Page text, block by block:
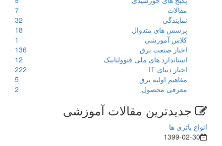
مقالات
7
نمایندگی
32
پرسش های متدوال
18
کلاس آموزشی
1
اخبار صنعت برق
136
استاندارد های ملی فتوولتاییک
12
اخبار دنیای IT
222
مفاهیم اولیه برق
5
معرفی محصول
2
جدیدترین مقالات آموزشی
انواع باتری ها
1399-02-30